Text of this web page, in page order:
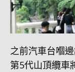
之前汽車台嗰邊
第5代山頂纜車